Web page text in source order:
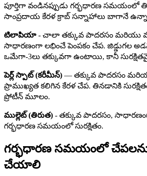
పూర్తిగా వండినప్పుడు గర్భధారణ సమయంలో
సాంప్రదాయ కేరళ క్రాబ్ సన్నాహాలు బాగానే
టిలాపియా - చాలా తక్కువ పాదరసం మరియు
సాధారణంగా లభించే పెంపకం చేప. జిడ్డుగల
ఒమేగా-3లు తక్కువగా ఉంటాయి, కానీ
పెర్ల్ స్పాట్ (కరీమీన్) — తక్కువ పాదరసం
ప్రాముఖ్యత కలిగిన కేరళ చేప. తినడానికి
ప్రోటీన్ మూలం.
ముల్లెట్ (తిరుత) - తక్కువ పాదరసం,
గర్భధారణ సమయంలో సురక్షితం.
గర్భధారణ సమయంలో
చేయాలి